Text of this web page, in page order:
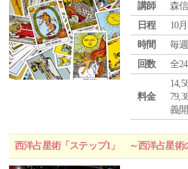
講師
森
日程
10
時間
毎
回数
全
料金
義
西洋占星術「ステップ1」 ～西洋占星術